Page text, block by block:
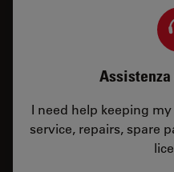
I need help keeping
service, repairs, spare